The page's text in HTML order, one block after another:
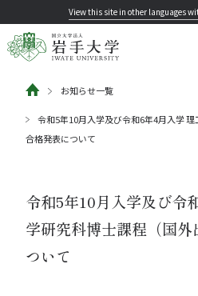
View this site in other languages
お知らせ一覧
令和5年10月入学及び令和6年4月入学 理
合格発表について
令和5年10月入学及び令
学研究科博士課程（国外
ついて